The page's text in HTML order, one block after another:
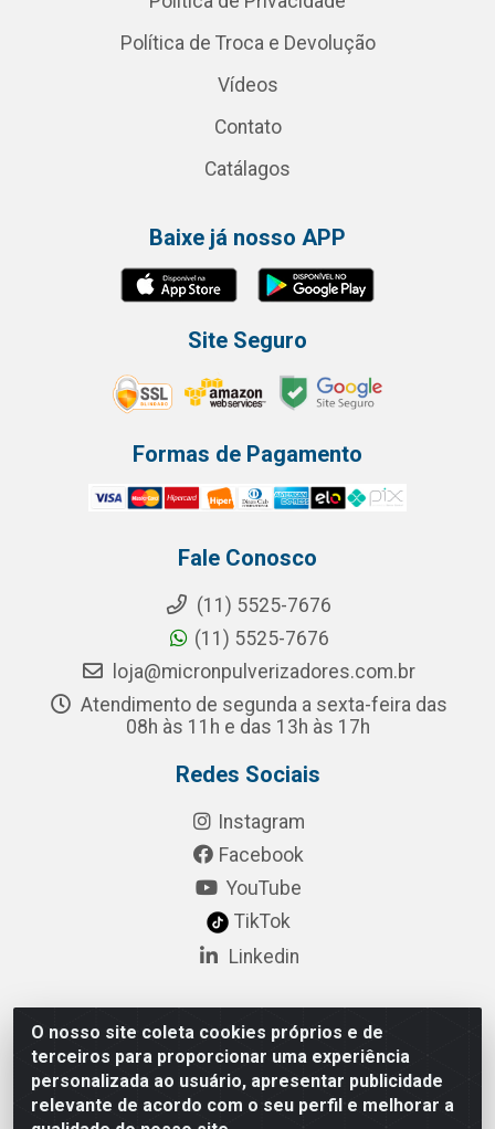
O nosso site coleta cookies próprios e de
terceiros para proporcionar uma experiência
personalizada ao usuário, apresentar publicidade
relevante de acordo com o seu perfil e melhorar a
Política de Troca e Devolução
Vídeos
Contato
Catálagos
Baixe já nosso APP
Site Seguro
Formas de Pagamento
Fale Conosco
(11) 5525-7676
(11) 5525-7676
loja@micronpulverizadores.com.br
Atendimento de segunda a sexta-feira das
08h às 11h e das 13h às 17h
Redes Sociais
Instagram
Facebook
YouTube
TikTok
Linkedin
Pulsar Tecnologia Industria e Comercio LTDA - Rua
Lagrange, 132 - Socorro, São Paulo/SP - CEP 04.761-
050 - CNPJ 52.098.860/0001-03